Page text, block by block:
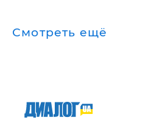
Смотреть ещё